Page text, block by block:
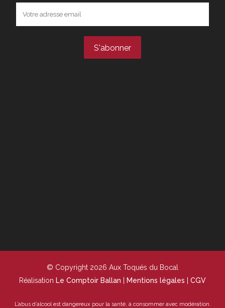
© Copyright 2026 Aux Toqués du Bocal
Réalisation Le Comptoir Ballan Mentions légales CGV
L’abus d’alcool est dangereux pour la santé, à consommer avec modération.